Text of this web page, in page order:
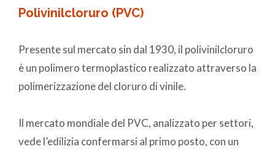
Polivinilcloruro (PVC)
Presente sul mercato sin dal 1930, il polivinilcloruro
è un polimero termoplastico realizzato attraverso la
polimerizzazione del cloruro di vinile.
Il mercato mondiale del PVC, analizzato per settori,
vede l’edilizia confermarsi al primo posto, con un